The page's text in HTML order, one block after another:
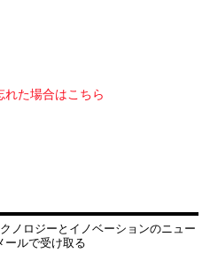
れた場合はこちら
ノロジーとイノベーションのニュー
ールで受け取る